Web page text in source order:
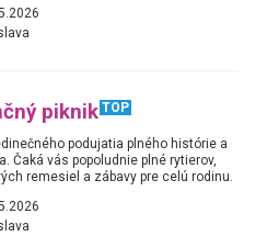
piknik TOP
podujatia plného histórie a
Čaká vás popoludnie plné rytierov,
remesiel a zábavy pre celú rodinu.